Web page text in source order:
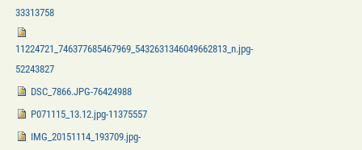
33313758
11224721_746377685467969_5432631346049662813_n.jpg-
52243827
DSC_7866.JPG-76424988
P071115_13.12.jpg-11375557
IMG_20151114_193709.jpg-